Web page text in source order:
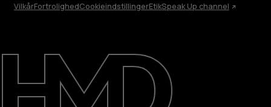
Om
Reparer, genbrug, genanvend
Support
VilkårFortrolighedCookieindstillingerEtikSpeak Up channel